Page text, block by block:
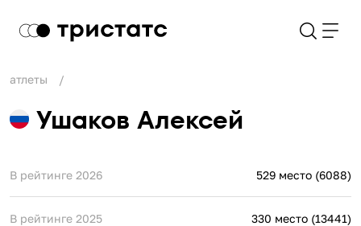
атлеты
Ушаков Алексей
В рейтинге 2026 529 место (6088)
В рейтинге 2025 330 место (13441)